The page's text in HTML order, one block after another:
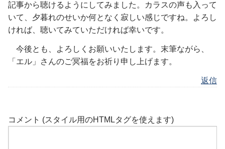
記事から聴けるようにしてみました。カラスの声も入って
いて、夕暮れのせいか何となく寂しい感じですね。よろし
ければ、聴いてみていただければ幸いです。
今後とも、よろしくお願いいたします。末筆ながら、
「エル」さんのご冥福をお祈り申し上げます。
返信
コメント (スタイル用のHTMLタグを使えます)